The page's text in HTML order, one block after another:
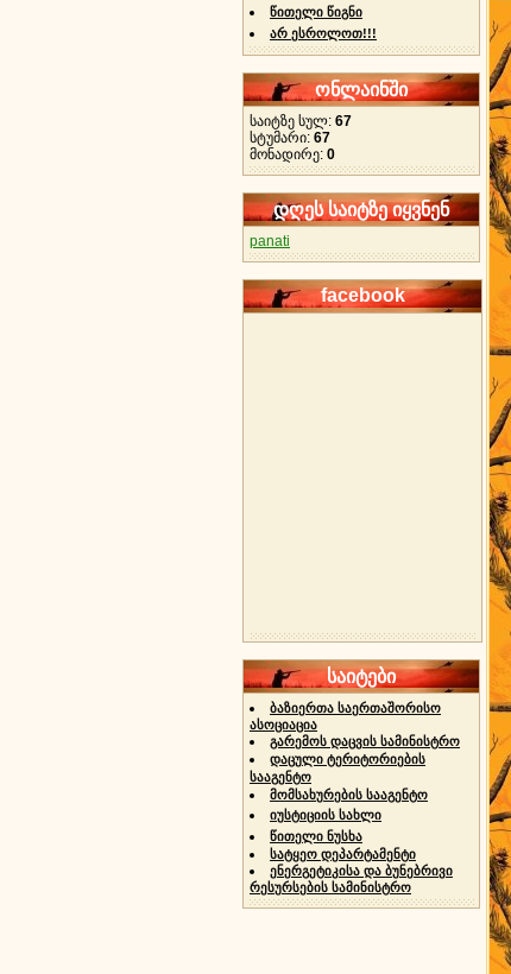
წითელი წიგნი
არ ესროლოთ!!!
ონლაინში
საიტზე სულ: 67
სტუმარი: 67
მონადირე: 0
დღეს საიტზე იყვნენ
panati
facebook
საიტები
ბაზიერთა საერთაშორისო
ასოციაცია
გარემოს დაცვის სამინისტრო
დაცული ტერიტორიების
სააგენტო
მომსახურების სააგენტო
იუსტიციის სახლი
წითელი ნუსხა
სატყეო დეპარტამენტი
ენერგეტიკისა და ბუნებრივი
რესურსების სამინისტრო